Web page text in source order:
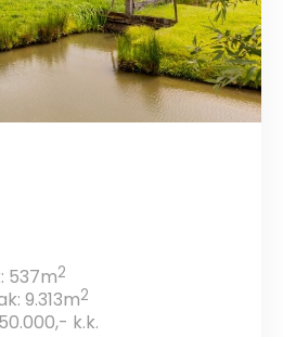
537m2
9.313m2
k.k.